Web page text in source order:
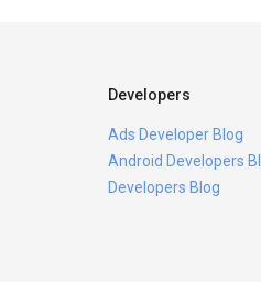
Developers
Ads Developer Blog
Android Developers
Developers Blog